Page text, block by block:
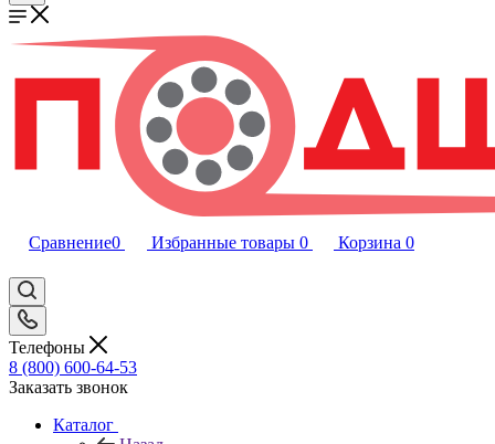
Сравнение0 Избранные товары 0 Корзина 0
Телефоны
8 (800) 600-64-53
Заказать звонок
Каталог